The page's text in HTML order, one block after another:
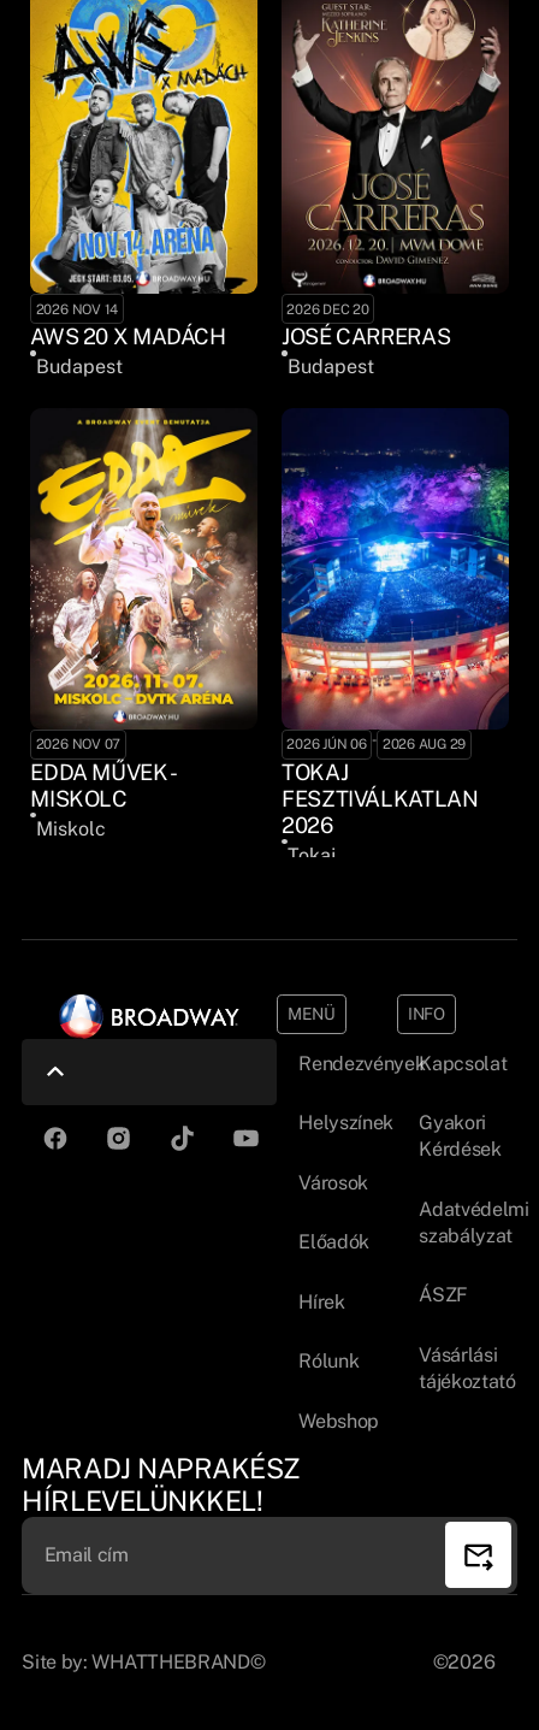
2026 NOV 14
AWS 20 X MADÁCH
Budapest
2026 DEC 20
JOSÉ CARRERAS
Budapest
2026 NOV 07
EDDA MŰVEK -
MISKOLC
Miskolc
2026 JÚN 06 - 2026 AUG 29
TOKAJ
FESZTIVÁLKATLAN
2026
Tokaj
MENÜ
Rendezvények
Helyszínek
Városok
Előadók
Hírek
Rólunk
Webshop
INFO
Kapcsolat
Gyakori
Kérdések
Adatvédelmi
szabályzat
ÁSZF
Vásárlási
tájékoztató
MARADJ NAPRAKÉSZ
HÍRLEVELÜNKKEL!
Site by:WHATTHEBRAND© ©2026